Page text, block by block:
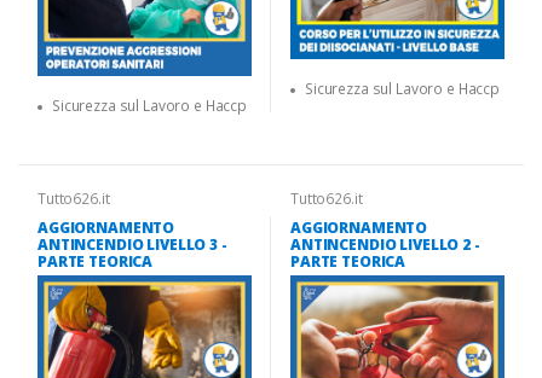
Sicurezza sul Lavoro e Haccp
Sicurezza sul Lavoro e Haccp
Tutto626.it
AGGIORNAMENTO
ANTINCENDIO LIVELLO 3 -
PARTE TEORICA
Tutto626.it
AGGIORNAMENTO
ANTINCENDIO LIVELLO 2 -
PARTE TEORICA